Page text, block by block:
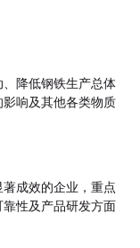
降低钢铁生产总体
响及其他各类物质
成效的企业，重点
性及产品研发方面